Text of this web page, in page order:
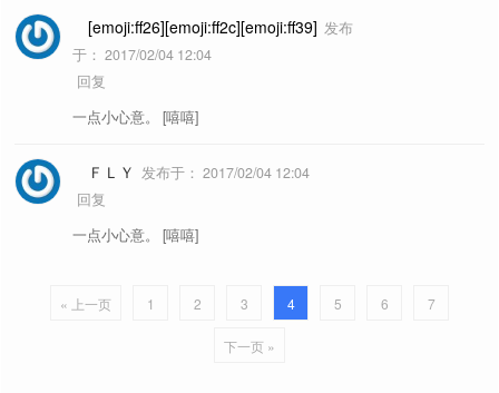
[emoji:ff26][emoji:ff2c][emoji:ff39] 发布
于： 2017/02/04 12:04
回复
一点小心意。 [嘻嘻]
ＦＬＹ 发布于： 2017/02/04 12:04
回复
一点小心意。 [嘻嘻]
« 上一页 1 2 3 4 5 6 7
下一页 »